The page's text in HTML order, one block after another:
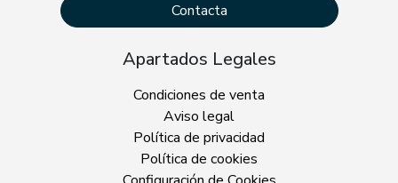
Contacta
Apartados Legales
Condiciones de venta
Aviso legal
Política de privacidad
Política de cookies